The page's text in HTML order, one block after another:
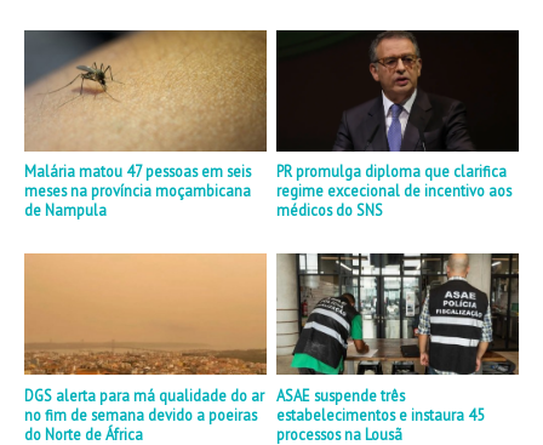
Malária matou 47 pessoas em seis
meses na província moçambicana
de Nampula
PR promulga diploma que clarifica
regime excecional de incentivo aos
médicos do SNS
DGS alerta para má qualidade do ar
no fim de semana devido a poeiras
do Norte de África
ASAE suspende três
estabelecimentos e instaura 45
processos na Lousã